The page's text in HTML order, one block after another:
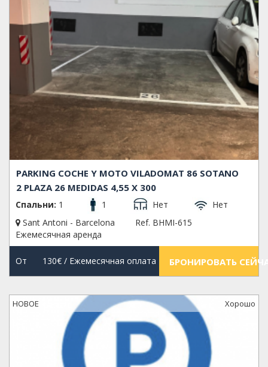
PARKING COCHE Y MOTO VILADOMAT 86 SOTANO
2 PLAZA 26 MEDIDAS 4,55 X 300
Спальни: 1 1 Нет
Нет
Sant Antoni - Barcelona
Ref. BHMI-615
Ежемесячная аренда
От 130€/ Ежемесячная оплата БРОНИРОВАТЬ
НОВОЕ Xорошо